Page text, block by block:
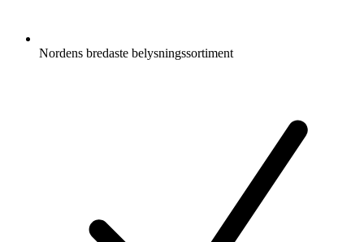
Nordens bredaste belysningssortiment